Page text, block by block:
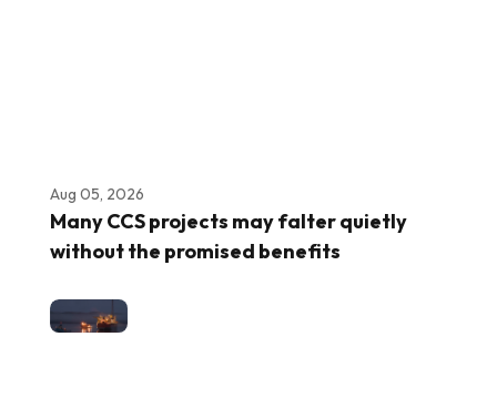
Aug 05, 2026
Many CCS projects may falter quietly
without the promised benefits